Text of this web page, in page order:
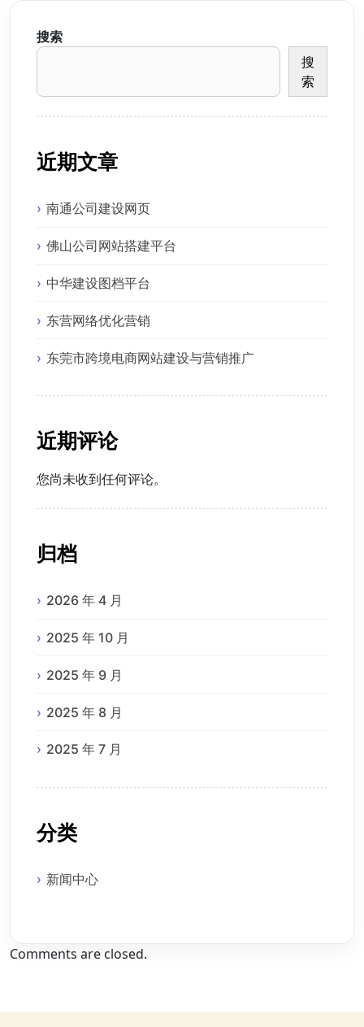
搜索
搜
索
近期文章
南通公司建设网页
佛山公司网站搭建平台
中华建设图档平台
东营网络优化营销
东莞市跨境电商网站建设与营销推广
近期评论
您尚未收到任何评论。
归档
2026 年 4 月
2025 年 10 月
2025 年 9 月
2025 年 8 月
2025 年 7 月
分类
新闻中心
Comments are closed.